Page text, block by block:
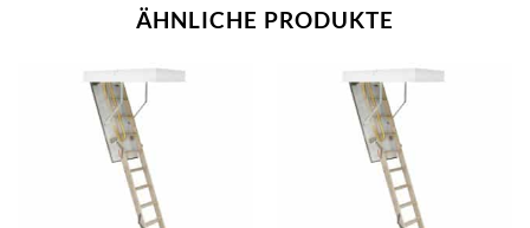
ÄHNLICHE PRODUKTE